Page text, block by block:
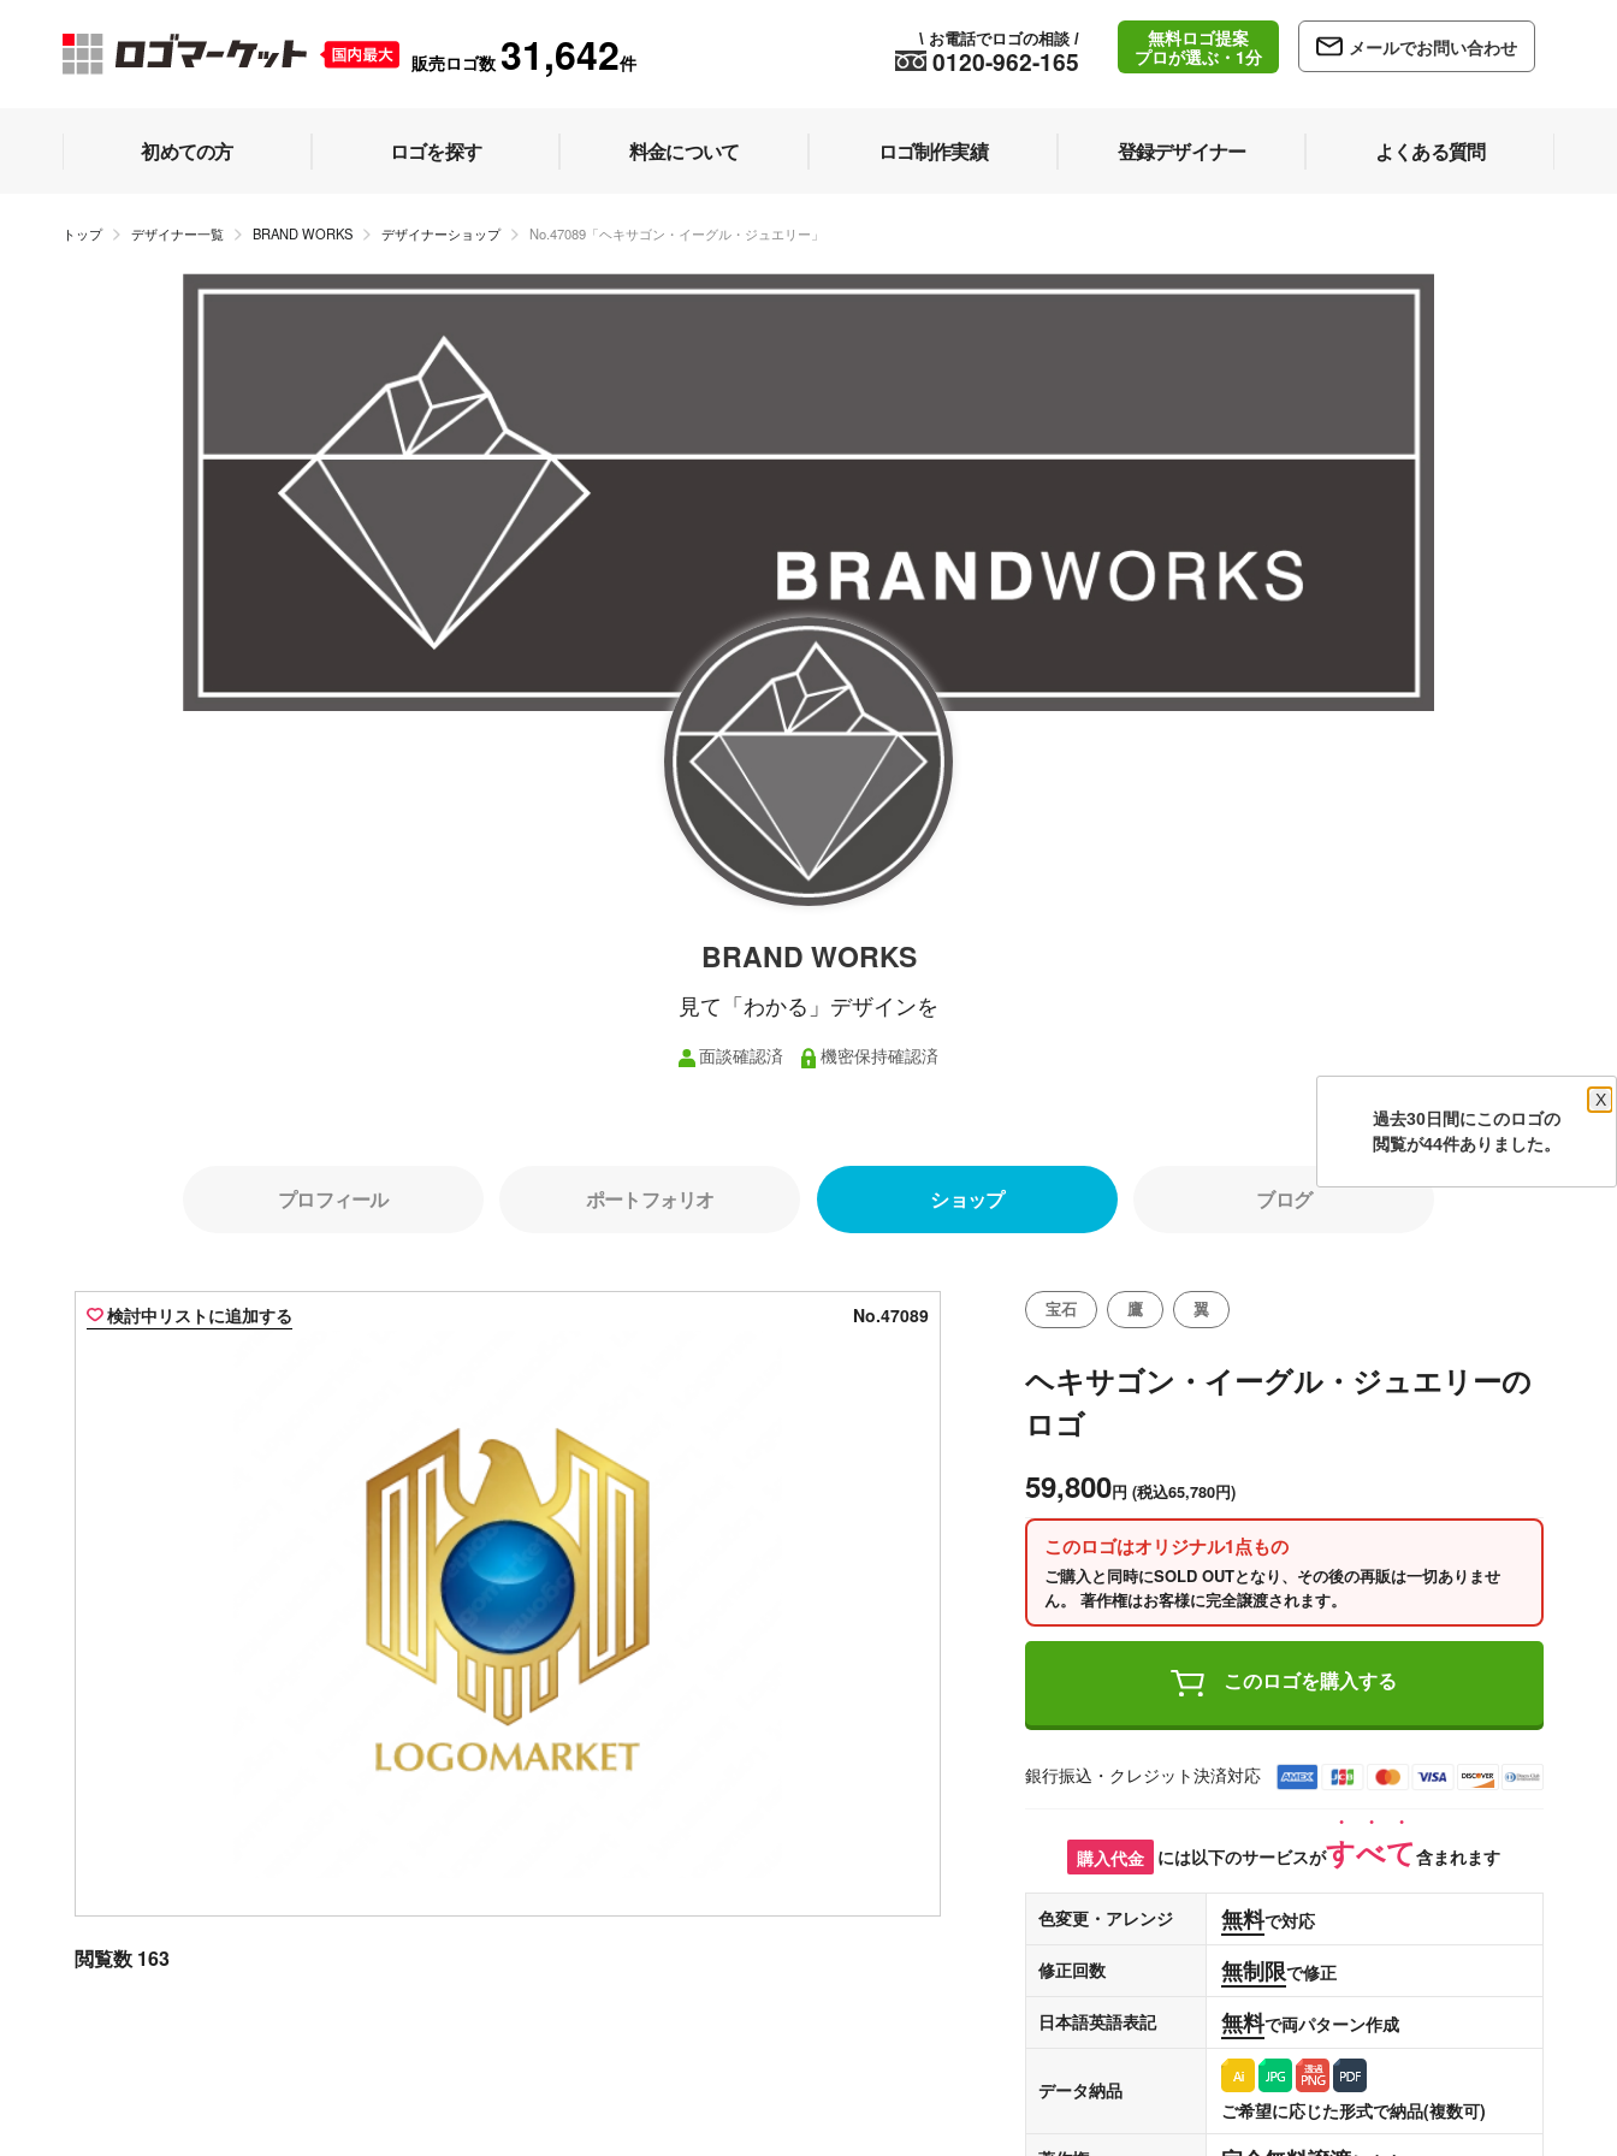
販売ロゴ数 31,642件 0120-962-165
\ お電話でロゴの相談 /
無料ロゴ提案
プロが選ぶ・1分
メールでお問い合わせ
初めての方 ロゴを探す 料金について ロゴ制作実績 登録デザイナー よくある質問
トップ デザイナー一覧 BRAND WORKS デザイナーショップ No.47089「ヘキサゴン・イーグル・ジュエリー」
BRAND WORKS
見て「わかる」デザインを
面談確認済 機密保持確認済
プロフィール ポートフォリオ ショップ ブログ
検討中リストに追加する No.47089
閲覧数 163
宝石 鷹 翼
ヘキサゴン・イーグル・ジュエリーの
ロゴ
59,800円 (税込65,780円)
このロゴはオリジナル1点もの
ご購入と同時にSOLD OUTとなり、その後の再販は一切ありませ
ん。 著作権はお客様に完全譲渡されます。
このロゴを購入する
銀行振込・クレジット決済対応
購入代金 には以下のサービスがすべて含まれます
色変更・アレンジ 無料で対応
修正回数 無制限で修正
日本語英語表記 無料で両パターン作成
データ納品
ご希望に応じた形式で納品(複数可)
過去30日間にこのロゴの
X
閲覧が44件ありました。